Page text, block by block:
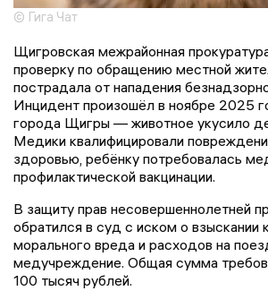
© Гига Чат
Щигровская межрайонная
проверку по обращению местной
пострадала от нападения
Инцидент произошёл в ноябре 2025
города Щигры — животное укусило
Медики квалифицировали
здоровью, ребёнку потребовалась
профилактической вакцинации.
В защиту прав несовершеннолетней
обратился в суд с иском о взыскании
морального вреда и расходов на
медучреждение. Общая сумма
100 тысяч рублей.